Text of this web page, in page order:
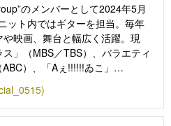
のメンバーとして2024年5月
ット内ではギターを担当。毎年
映画、舞台と幅広く活躍。現
」（MBS／TBS）、バラエティ
）、「Aぇ!!!!!!ゐこ」
年の主な出演作は【舞台】
グ・ザ・ヴォイド〜虚空に触れ